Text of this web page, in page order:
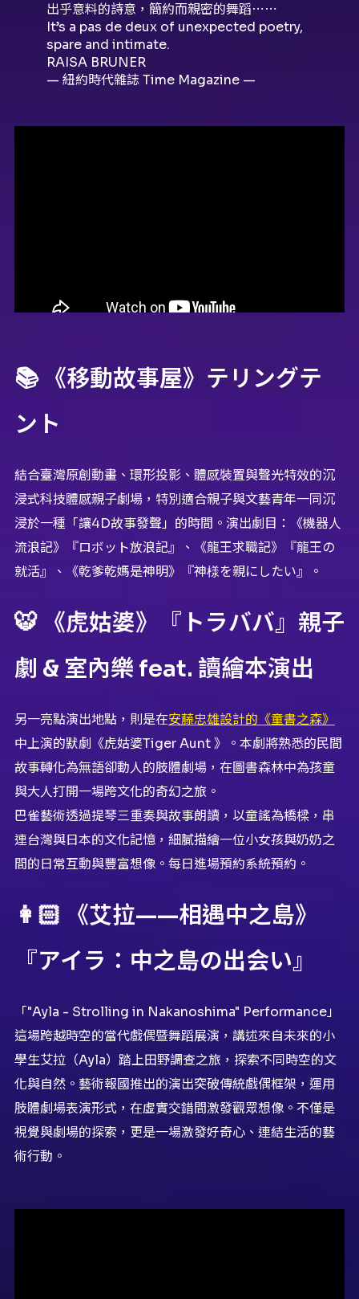
出乎意料的詩意，簡約而親密的舞蹈⋯⋯
It’s a pas de deux of unexpected poetry,
spare and intimate.
RAISA BRUNER
— 紐約時代雜誌 Time Magazine —
📚 《移動故事屋》テリングテ
ント
結合臺灣原創動畫、環形投影、體感裝置與聲光特效的沉
浸式科技體感親子劇場，特別適合親子與文藝青年一同沉
浸於一種「讓4D故事發聲」的時間。演出劇目：《機器人
流浪記》『ロボット放浪記』、《龍王求職記》『龍王の
就活』、《乾爹乾媽是神明》『神様を親にしたい』。
🐯 《虎姑婆》『トラババ』親子
劇 & 室內樂 feat. 讀繪本演出
另一亮點演出地點，則是在安藤忠雄設計的《童書之森》
中上演的默劇《虎姑婆Tiger Aunt 》。本劇將熟悉的民間
故事轉化為無語卻動人的肢體劇場，在圖書森林中為孩童
與大人打開一場跨文化的奇幻之旅。
巴雀藝術透過提琴三重奏與故事朗讀，以童謠為橋樑，串
連台灣與日本的文化記憶，細膩描繪一位小女孩與奶奶之
間的日常互動與豐富想像。每日進場預約系統預約。
👩🏻 《艾拉——相遇中之島》
『アイラ：中之島の出会い』
「"Ayla - Strolling in Nakanoshima" Performance」
這場跨越時空的當代戲偶暨舞蹈展演，講述來自未來的小
學生艾拉（Ayla）踏上田野調查之旅，探索不同時空的文
化與自然。藝術報國推出的演出突破傳統戲偶框架，運用
肢體劇場表演形式，在虛實交錯間激發觀眾想像。不僅是
視覺與劇場的探索，更是一場激發好奇心、連結生活的藝
術行動。